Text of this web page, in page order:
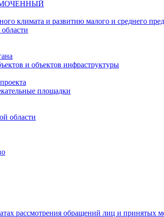
климата и развитию малого и среднего
и объектов инфраструктуры
площадки
области
рассмотрения обращений лиц и принятых